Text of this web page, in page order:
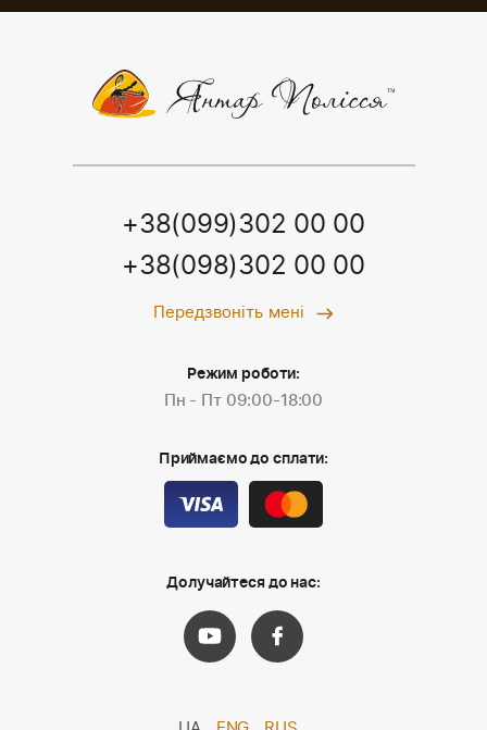
+38(099)302 00 00
+38(098)302 00 00
Передзвоніть мені
Режим роботи:
Пн - Пт 09:00-18:00
Приймаємо до сплати:
Долучайтеся до нас: